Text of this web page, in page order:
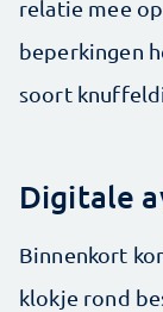
relatie mee
beperkingen
soort
Digitale
Binnenkort
klokje rond